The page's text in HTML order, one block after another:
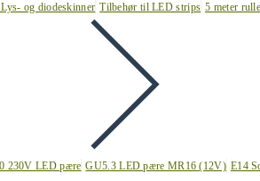
og diodeskinner Tilbehør til LED strips 5 meter
230V LED pære GU5.3 LED pære MR16 (12V) E14